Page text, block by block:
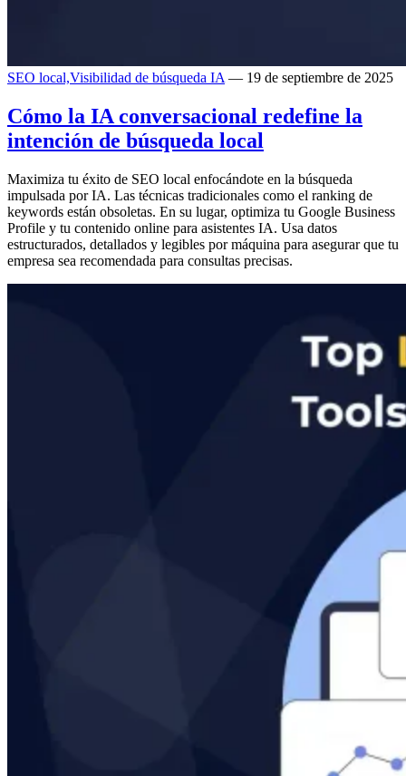
SEO local,Visibilidad de búsqueda IA — 19 de septiembre de 2025
Cómo la IA conversacional redefine la
intención de búsqueda local
Maximiza tu éxito de SEO local enfocándote en la búsqueda
impulsada por IA. Las técnicas tradicionales como el ranking de
keywords están obsoletas. En su lugar, optimiza tu Google Business
Profile y tu contenido online para asistentes IA. Usa datos
estructurados, detallados y legibles por máquina para asegurar que tu
empresa sea recomendada para consultas precisas.